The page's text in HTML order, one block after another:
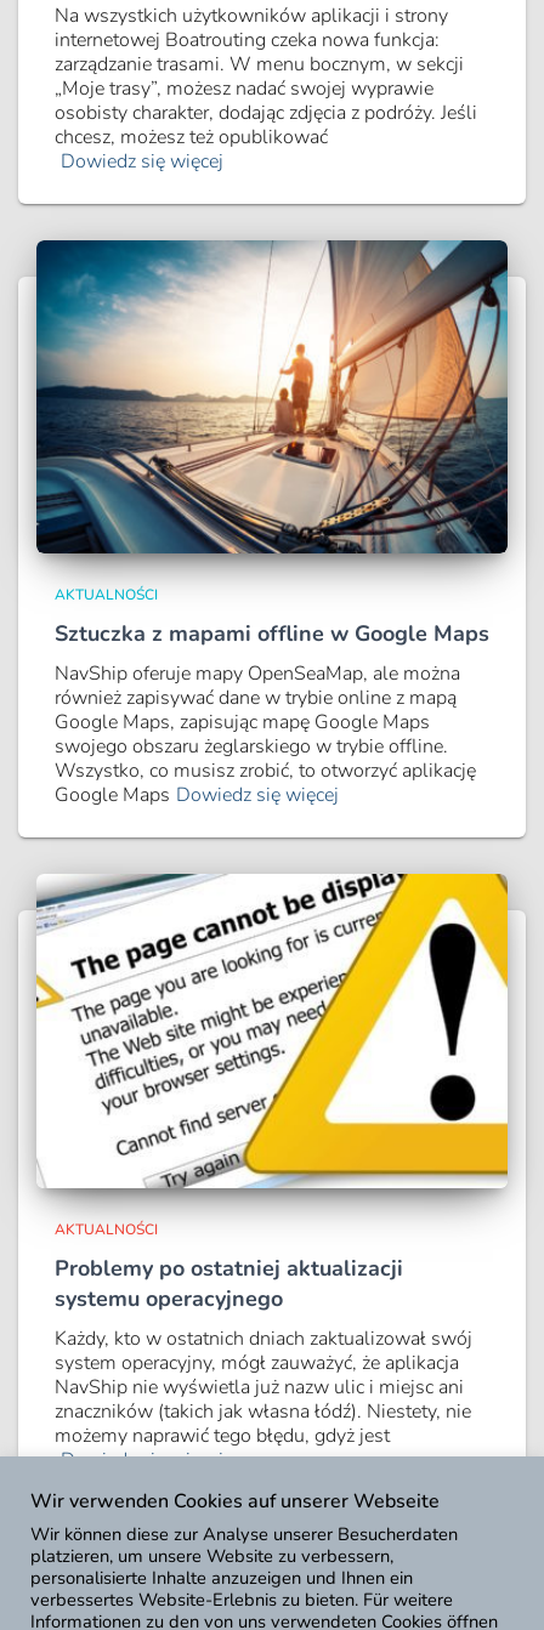
Na wszystkich użytkowników aplikacji i strony
internetowej Boatrouting czeka nowa funkcja:
zarządzanie trasami. W menu bocznym, w sekcji
„Moje trasy”, możesz nadać swojej wyprawie
osobisty charakter, dodając zdjęcia z podróży. Jeśli
chcesz, możesz też opublikować
Dowiedz się więcej
AKTUALNOŚCI
Sztuczka z mapami offline w Google Maps
NavShip oferuje mapy OpenSeaMap, ale można
również zapisywać dane w trybie online z mapą
Google Maps, zapisując mapę Google Maps
swojego obszaru żeglarskiego w trybie offline.
Wszystko, co musisz zrobić, to otworzyć aplikację
Google Maps Dowiedz się więcej
AKTUALNOŚCI
Problemy po ostatniej aktualizacji
systemu operacyjnego
Każdy, kto w ostatnich dniach zaktualizował swój
system operacyjny, mógł zauważyć, że aplikacja
NavShip nie wyświetla już nazw ulic i miejsc ani
znaczników (takich jak własna łódź). Niestety, nie
możemy naprawić tego błędu, gdyż jest
Dowiedz się więcej
CproSoft GmbH 2016 – 2026
Wir verwenden Cookies auf unserer Webseite
Wir können diese zur Analyse unserer Besucherdaten
platzieren, um unsere Website zu verbessern,
personalisierte Inhalte anzuzeigen und Ihnen ein
verbessertes Website-Erlebnis zu bieten. Für weitere
Informationen zu den von uns verwendeten Cookies öffnen